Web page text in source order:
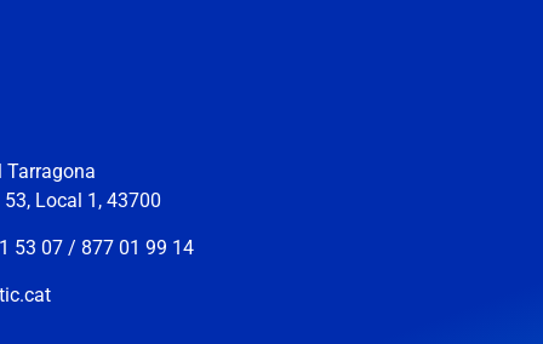
Tarragona
Local 1, 43700
53 07 / 877 01 99 14